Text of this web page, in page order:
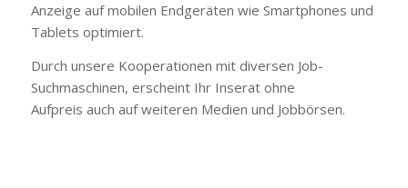
Anzeige auf mobilen Endgeräten wie Smartphones und
Tablets optimiert.
Durch unsere Kooperationen mit diversen Job-
Suchmaschinen, erscheint Ihr Inserat ohne
Aufpreis auch auf weiteren Medien und Jobbörsen.